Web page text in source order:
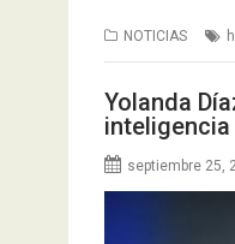
NOTICIAS
Yolanda
septiembre 25,